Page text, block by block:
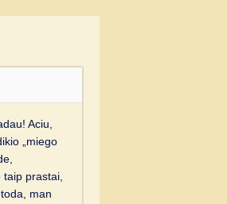
Aciu,
„miego
taip prastai,
man